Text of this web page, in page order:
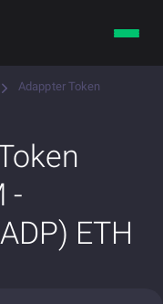
Adappter Token
-
ETH